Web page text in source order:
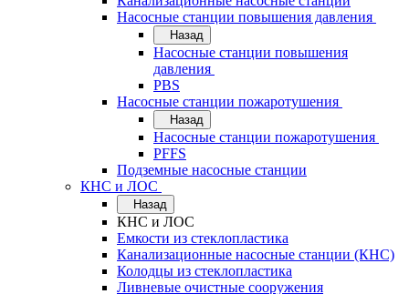
Насосные станции повышения давления
Назад
Насосные станции повышения
давления
PBS
Насосные станции пожаротушения
Назад
Насосные станции пожаротушения
PFFS
Подземные насосные станции
КНС и ЛОС
Назад
КНС и ЛОС
Емкости из стеклопластика
Канализационные насосные станции (КНС)
Колодцы из стеклопластика
Ливневые очистные сооружения